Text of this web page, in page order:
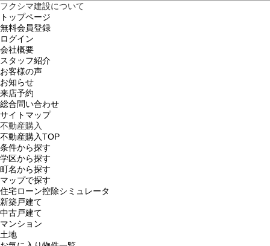
フクシマ建設について
トップページ
無料会員登録
ログイン
会社概要
スタッフ紹介
お客様の声
お知らせ
来店予約
総合問い合わせ
サイトマップ
不動産購入
不動産購入TOP
条件から探す
学区から探す
町名から探す
マップで探す
住宅ローン控除シミュレータ
新築戸建て
中古戸建て
マンション
土地